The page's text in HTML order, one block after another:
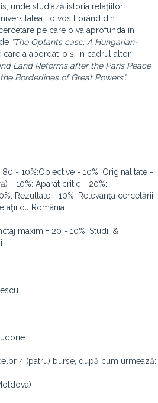
unde studiază istoria relațiilor
Eötvös Loránd din
pe care o va aprofunda în
"The Optants case: A Hungarian-
care a abordat-o și in cadrul altor
Land Reforms after the Paris Peace
Borderlines of Great Powers".
80 - 10%:Obiective - 10%: Originalitate -
- 10%: Aparat critic - 20%:
Rezultate - 10%: Relevanţa cercetării
cu România
maxim = 20 - 10%: Studii &
4 (patru) burse, după cum urmează: